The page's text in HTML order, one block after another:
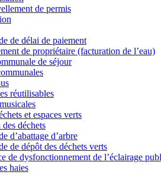
de permis
de délai de paiement
de propriétaire (facturation de l’eau)
de séjour
réutilisables
et espaces verts
déchets
d’abattage d’arbre
de dépôt des déchets verts
de dysfonctionnement de l’éclairage
haies